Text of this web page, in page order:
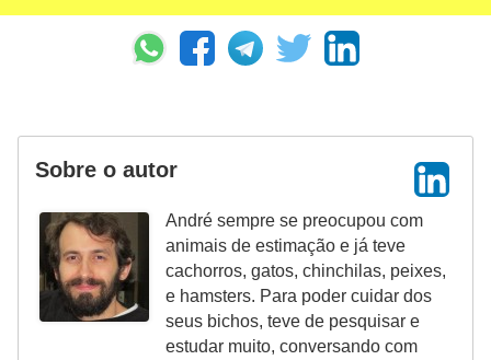
Sobre o autor
André sempre se preocupou com
animais de estimação e já teve
cachorros, gatos, chinchilas, peixes,
e hamsters. Para poder cuidar dos
seus bichos, teve de pesquisar e
estudar muito, conversando com